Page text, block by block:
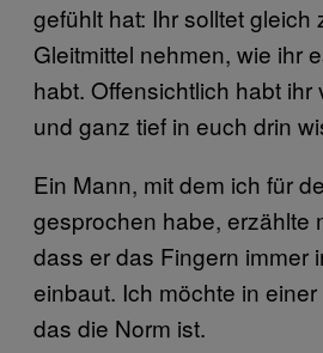
gefühlt hat: Ihr solltet gleich
Gleitmittel nehmen, wie ihr
habt. Offensichtlich habt
und ganz tief in euch drin
Ein Mann, mit dem ich für
gesprochen habe, erzählte
dass er das Fingern immer
einbaut. Ich möchte in
das die Norm ist.